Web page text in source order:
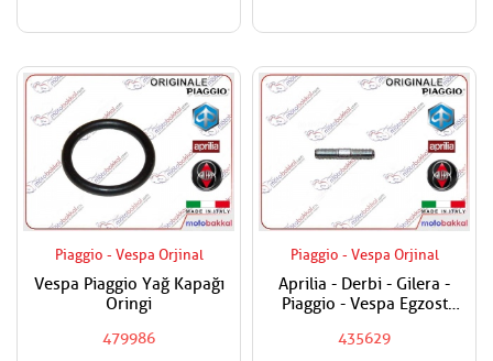
Piaggio - Vespa Orjinal
Vespa Piaggio Yağ Kapağı
Oringi
479986
Piaggio - Vespa Orjinal
Aprilia - Derbi - Gilera -
Piaggio - Vespa Egzost
Fiyatıdır
435629